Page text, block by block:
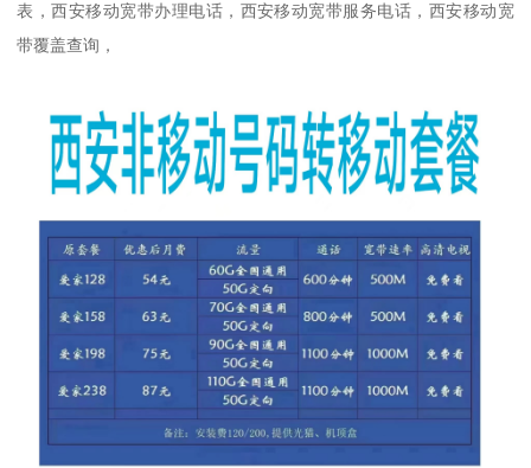
表，西安移动宽带办理电话，西安移动宽带服务电话，西安移动宽
带覆盖查询，